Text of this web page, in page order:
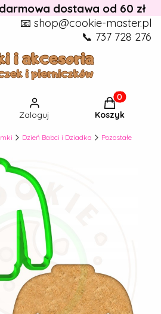
dostawa od 60 zł
📧 shop@cookie-master.pl
📞 737 728 276
Zaloguj
Produkty w
Koszyk
Dzień Babci i Dziadka Pozostałe